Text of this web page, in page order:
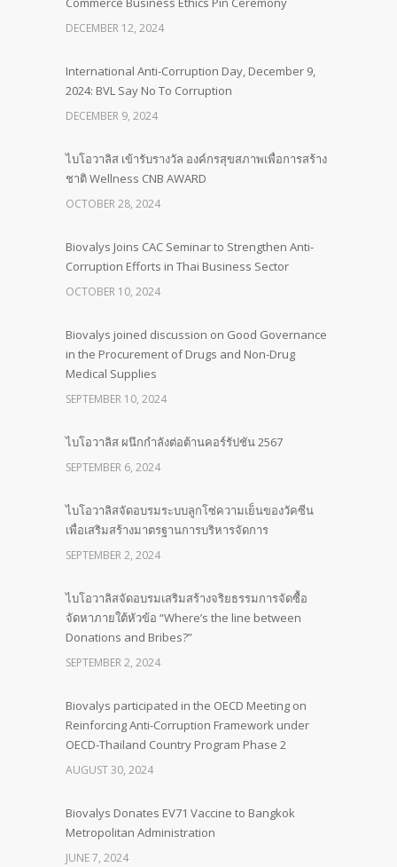
DECEMBER 12, 2024
International Anti-Corruption Day, December 9,
2024: BVL Say No To Corruption
DECEMBER 9, 2024
ไบโอวาลิส เข้ารับรางวัล องค์กรสุขสภาพเพื่อการสร้าง
ชาติ Wellness CNB AWARD
OCTOBER 28, 2024
Biovalys Joins CAC Seminar to Strengthen Anti-
Corruption Efforts in Thai Business Sector
OCTOBER 10, 2024
Biovalys joined discussion on Good Governance
in the Procurement of Drugs and Non-Drug
Medical Supplies
SEPTEMBER 10, 2024
ไบโอวาลิส ผนึกกำลังต่อต้านคอร์รัปชัน 2567
SEPTEMBER 6, 2024
ไบโอวาลิสจัดอบรมระบบลูกโซ่ความเย็นของวัคซีน
เพื่อเสริมสร้างมาตรฐานการบริหารจัดการ
SEPTEMBER 2, 2024
ไบโอวาลิสจัดอบรมเสริมสร้างจริยธรรมการจัดซื้อ
จัดหาภายใต้หัวข้อ “Where’s the line between
Donations and Bribes?”
SEPTEMBER 2, 2024
Biovalys participated in the OECD Meeting on
Reinforcing Anti-Corruption Framework under
OECD-Thailand Country Program Phase 2
AUGUST 30, 2024
Biovalys Donates EV71 Vaccine to Bangkok
Metropolitan Administration
JUNE 7, 2024